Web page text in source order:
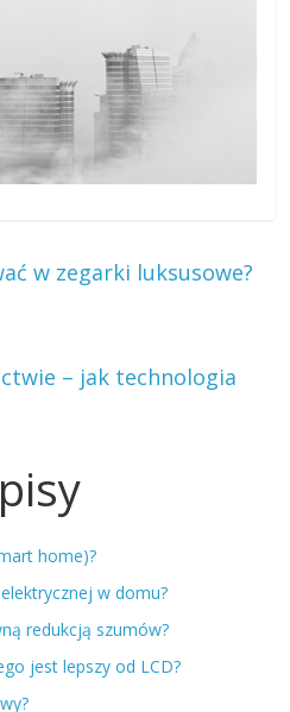
w zegarki luksusowe?
– jak technologia
home)?
w domu?
redukcją szumów?
jest lepszy od LCD?